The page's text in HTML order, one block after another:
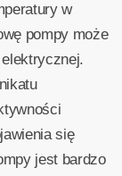
w
pompy może
się
jest bardzo